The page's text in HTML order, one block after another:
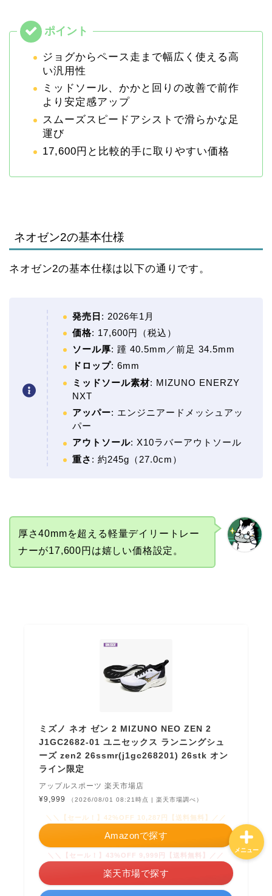
ジョグからペース走まで幅広く使える高
い汎用性
ミッドソール、かかと回りの改善で前作
より安定感アップ
スムーズスピードアシストで滑らかな足
運び
17,600円と比較的手に取りやすい価格
ネオゼン2の基本仕様
ネオゼン2の基本仕様は以下の通りです。
発売日 : 2026年1月
価格: 17,600円（税込）
ソール厚: 踵 40.5mm／前足 34.5mm
ドロップ: 6mm
ミッドソール素材: MIZUNO ENERZY
NXT
アッパー: エンジニアードメッシュアッ
パー
アウトソール: X10ラバーアウトソール
重さ : 約245g（27.0cm）
厚さ40mmを超える軽量デイリートレー
ナーが17,600円は嬉しい価格設定。
ミズノ ネオ ゼン 2 MIZUNO NEO ZEN 2
J1GC2682-01 ユニセックス ランニングシュ
ーズ zen2 26ssmr(j1gc268201) 26stk オン
ライン限定
アップルスポーツ 楽天市場店
¥9,999
（2026/08/01 08:21時点 | 楽天市場調べ）
＼＼【セール！】42%OFF 10,287円【送料無料】／／
Amazonで探す
＼＼【セール！】43%OFF 9,999円【送料無料】／／
楽天市場で探す
メニュー
プライバシーポリシー